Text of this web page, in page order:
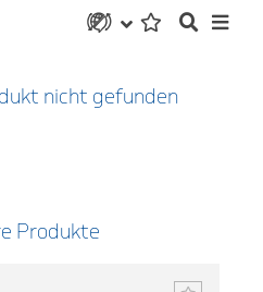
nicht gefunden
Produkte